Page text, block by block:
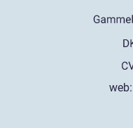
web: